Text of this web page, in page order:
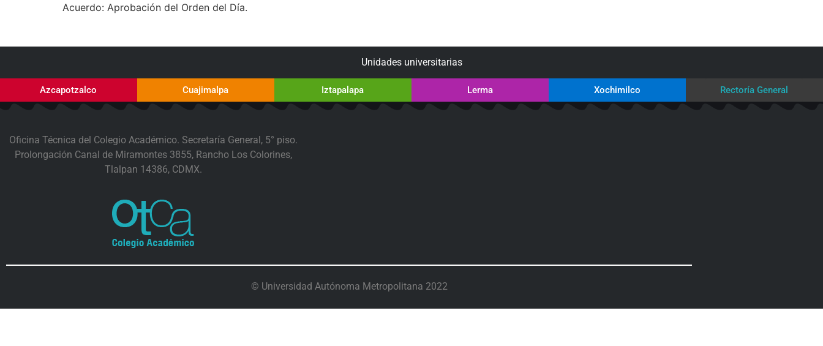
Acuerdo: Aprobación del Orden del Día.
Unidades universitarias
Azcapotzalco Cuajimalpa Iztapalapa Lerma Xochimilco Rectoría General
Oficina Técnica del Colegio Académico. Secretaría General, 5° piso.
Prolongación Canal de Miramontes 3855, Rancho Los Colorines,
Tlalpan 14386, CDMX.
© Universidad Autónoma Metropolitana 2022